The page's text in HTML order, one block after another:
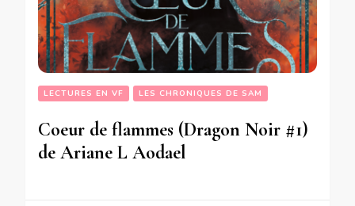
LECTURES EN VF LES CHRONIQUES DE SAM
Coeur de flammes (Dragon Noir #1)
de Ariane L Aodael